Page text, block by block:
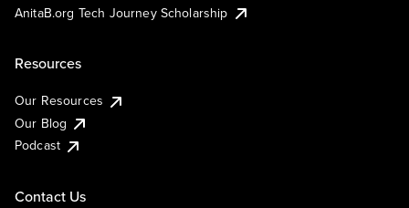
AnitaB.org Tech Journey Scholarship
Resources
Our Resources
Our Blog
Podcast
Contact Us